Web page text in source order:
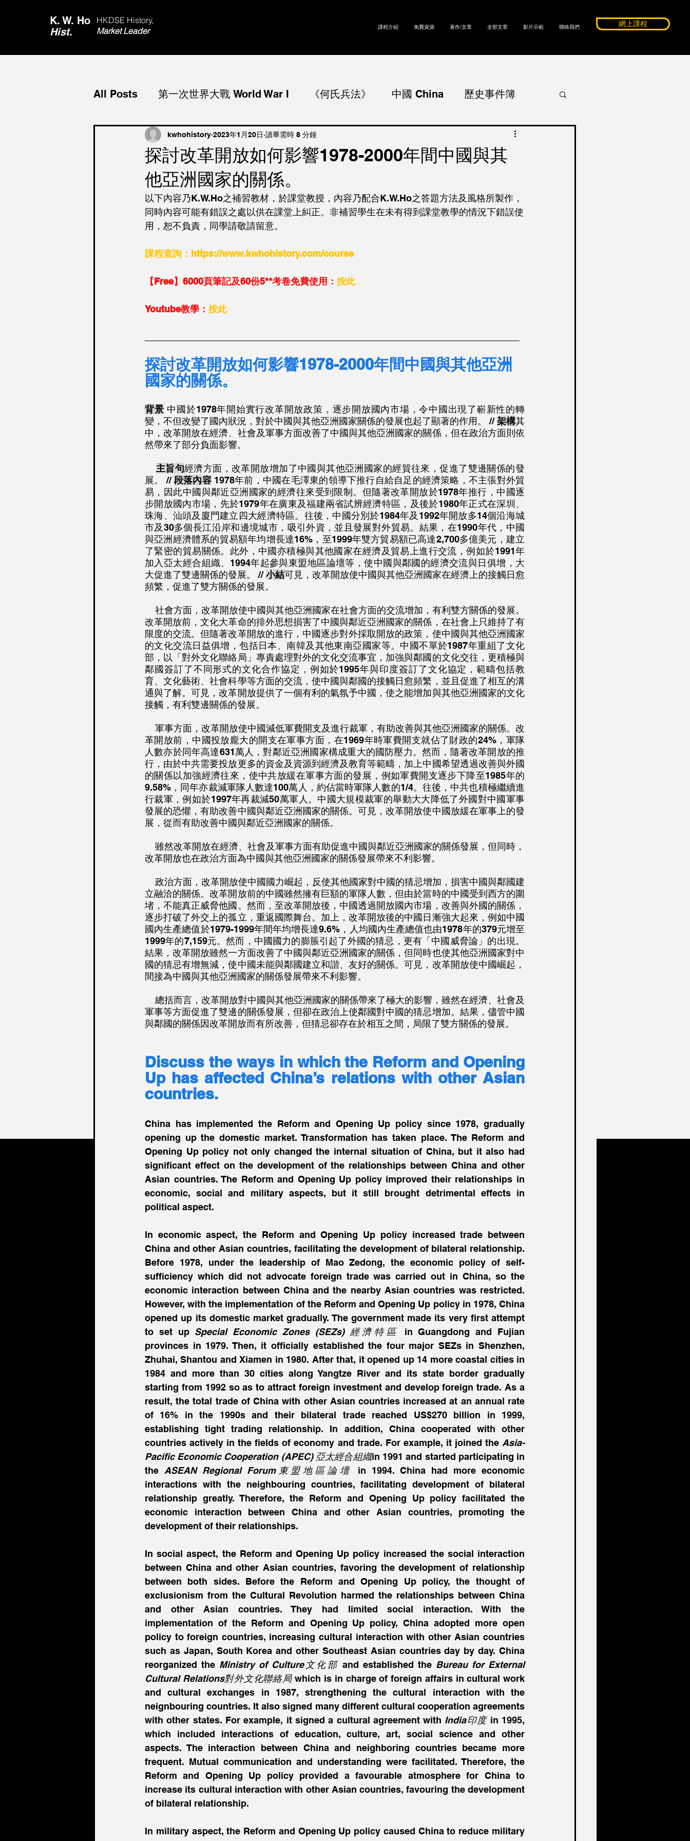
K. W. Ho
Hist.
HKDSE History,
Market Leader
課程介紹 免費資源 著作/文章 全部文章 影片示範 聯絡我們 網上課程
All Posts 第一次世界大戰 World War I 《何氏兵法》 中國 China 歷史事件簿
心路歷程 第二次世界大戰 World War II
資料題 DBQ 香港 Hong Kong
國際社會合作 International Social Coopera 日本 Japan
探討改革開放如何影響1978-2000年間中國與其
他亞洲國家的關係。
kwhohistory 2023年1月20日 讀畢需時 8 分鐘
以下內容乃K.W.Ho之補習教材，於課堂教授，內容乃配合K.W.Ho之答題方法及風格所製作，
同時內容可能有錯誤之處以供在課堂上糾正。非補習學生在未有得到課堂教學的情況下錯誤使
用，恕不負責，同學請敬請留意。
課程查詢：https://www.kwhohistory.com/course
【Free】6000頁筆記及60份5**考卷免費使用： 按此
Youtube教學： 按此
探討改革開放如何影響1978-2000年間中國與其他亞洲
國家的關係。
背景 中國於1978年開始實行改革開放政策，逐步開放國內市場，令中國出現了嶄新性的轉
變，不但改變了國內狀況，對於中國與其他亞洲國家關係的發展也起了顯著的作用。 // 架構其
中，改革開放在經濟、社會及軍事方面改善了中國與其他亞洲國家的關係，但在政治方面則依
然帶來了部分負面影響。
主旨句經濟方面，改革開放增加了中國與其他亞洲國家的經貿往來，促進了雙邊關係的發
展。 // 段落內容 1978年前，中國在毛澤東的領導下推行自給自足的經濟策略，不主張對外貿
易，因此中國與鄰近亞洲國家的經濟往來受到限制。但隨著改革開放於1978年推行，中國逐
步開放國內市場，先於1979年在廣東及福建兩省試辨經濟特區，及後於1980年正式在深圳、
珠海、汕頭及廈門建立四大經濟特區。往後，中國分別於1984年及1992年開放多14個沿海城
市及30多個長江沿岸和邊境城市，吸引外資，並且發展對外貿易。結果，在1990年代，中國
與亞洲經濟體系的貿易額年均增長達16%，至1999年雙方貿易額已高達2,700多億美元，建立
了緊密的貿易關係。此外，中國亦積極與其他國家在經濟及貿易上進行交流，例如於1991年
加入亞太經合組織、1994年起參與東盟地區論壇等，使中國與鄰國的經濟交流與日俱增，大
大促進了雙邊關係的發展。 // 小結可見，改革開放使中國與其他亞洲國家在經濟上的接觸日愈
頻繁，促進了雙方關係的發展。
社會方面，改革開放使中國與其他亞洲國家在社會方面的交流增加，有利雙方關係的發展。
改革開放前，文化大革命的排外思想損害了中國與鄰近亞洲國家的關係，在社會上只維持了有
限度的交流。但隨著改革開放的進行，中國逐步對外採取開放的政策，使中國與其他亞洲國家
的文化交流日益俱增，包括日本、南韓及其他東南亞國家等。中國不單於1987年重組了文化
部，以「對外文化聯絡局」專責處理對外的文化交流事宜，加強與鄰國的文化交往，更積極與
鄰國簽訂了不同形式的文化合作協定，例如於1995年與印度簽訂了文化協定，範疇包括教
育、文化藝術、社會科學等方面的交流，使中國與鄰國的接觸日愈頻繁，並且促進了相互的溝
通與了解。可見，改革開放提供了一個有利的氣氛予中國，使之能增加與其他亞洲國家的文化
接觸，有利雙邊關係的發展。
革開放前，中國投放龐大的開支在軍事方面，在1969年時軍費開支就佔了財政的24%，軍隊
人數亦於同年高達631萬人，對鄰近亞洲國家構成重大的國防壓力。然而，隨著改革開放的推
行，由於中共需要投放更多的資金及資源到經濟及教育等範疇，加上中國希望透過改善與外國
的關係以加強經濟往來，使中共放緩在軍事方面的發展，例如軍費開支逐步下降至1985年的
9.58%，同年亦裁減軍隊人數達100萬人，約佔當時軍隊人數的1/4。往後，中共也積極繼續進
行裁軍，例如於1997年再裁減50萬軍人。中國大規模裁軍的舉動大大降低了外國對中國軍事
發展的恐懼，有助改善中國與鄰近亞洲國家的關係。可見，改革開放使中國放緩在軍事上的發
展，從而有助改善中國與鄰近亞洲國家的關係。
改革開放也在政治方面為中國與其他亞洲國家的關係發展帶來不利影響。
立融洽的關係。改革開放前的中國雖然擁有巨額的軍隊人數，但由於當時的中國受到西方的圍
堵，不能真正威脅他國。然而，至改革開放後，中國透過開放國內市場，改善與外國的關係，
逐步打破了外交上的孤立，重返國際舞台。加上，改革開放後的中國日漸強大起來，例如中國
國內生產總值於1979-1999年間年均增長達9.6%，人均國內生產總值也由1978年的379元增至
1999年的7,159元。然而，中國國力的膨脹引起了外國的猜忌，更有「中國威脅論」的出現。
結果，改革開放雖然一方面改善了中國與鄰近亞洲國家的關係，但同時也使其他亞洲國家對中
國的猜忌有增無減，使中國未能與鄰國建立和諧、友好的關係。可見，改革開放使中國崛起，
間接為中國與其他亞洲國家的關係發展帶來不利影響。
軍事等方面促進了雙邊的關係發展，但卻在政治上使鄰國對中國的猜忌增加。結果，儘管中國
與鄰國的關係因改革開放而有所改善，但猜忌卻存在於相互之間，局限了雙方關係的發展。
Discuss the ways in which the Reform and Opening
Up has affected China’s relations with other Asian
countries.
China has implemented the Reform and Opening Up policy since 1978, gradually
opening up the domestic market. Transformation has taken place. The Reform and
Opening Up policy not only changed the internal situation of China, but it also had
significant effect on the development of the relationships between China and other
Asian countries. The Reform and Opening Up policy improved their relationships in
economic, social and military aspects, but it still brought detrimental effects in
political aspect.
In economic aspect, the Reform and Opening Up policy increased trade between
China and other Asian countries, facilitating the development of bilateral relationship.
Before 1978, under the leadership of Mao Zedong, the economic policy of self-
sufficiency which did not advocate foreign trade was carried out in China, so the
economic interaction between China and the nearby Asian countries was restricted.
However, with the implementation of the Reform and Opening Up policy in 1978, China
opened up its domestic market gradually. The government made its very first attempt
to set up Special Economic Zones (SEZs) 經濟特區
in Guangdong and Fujian
provinces in 1979. Then, it officially established the four major SEZs in Shenzhen,
Zhuhai, Shantou and Xiamen in 1980. After that, it opened up 14 more coastal cities in
1984 and more than 30 cities along Yangtze River and its state border gradually
starting from 1992 so as to attract foreign investment and develop foreign trade. As a
result, the total trade of China with other Asian countries increased at an annual rate
of 16% in the 1990s and their bilateral trade reached US$270 billion in 1999,
establishing tight trading relationship. In addition, China cooperated with other
countries actively in the fields of economy and trade. For example, it joined the Asia-
Pacific Economic Cooperation (APEC) 亞太經合組織in 1991 and started participating in
the ASEAN Regional Forum東盟地區論壇
in 1994. China had more economic
interactions with the neighbouring countries, facilitating development of bilateral
relationship greatly. Therefore, the Reform and Opening Up policy facilitated the
economic interaction between China and other Asian countries, promoting the
development of their relationships.
In social aspect, the Reform and Opening Up policy increased the social interaction
between China and other Asian countries, favoring the development of relationship
between both sides. Before the Reform and Opening Up policy, the thought of
exclusionism from the Cultural Revolution harmed the relationships between China
and other Asian countries. They had limited social interaction. With the
implementation of the Reform and Opening Up policy, China adopted more open
policy to foreign countries, increasing cultural interaction with other Asian countries
such as Japan, South Korea and other Southeast Asian countries day by day. China
reorganized the Ministry of Culture文化部 and established the Bureau for External
Cultural Relations對外文化聯絡局 which is in charge of foreign affairs in cultural work
and cultural exchanges in 1987, strengthening the cultural interaction with the
neignbouring countries. It also signed many different cultural cooperation agreements
with other states. For example, it signed a cultural agreement with India印度 in 1995,
which included interactions of education, culture, art, social science and other
aspects. The interaction between China and neighboring countries became more
frequent. Mutual communication and understanding were facilitated. Therefore, the
Reform and Opening Up policy provided a favourable atmosphere for China to
increase its cultural interaction with other Asian countries, favouring the development
of bilateral relationship.
In military aspect, the Reform and Opening Up policy caused China to reduce military